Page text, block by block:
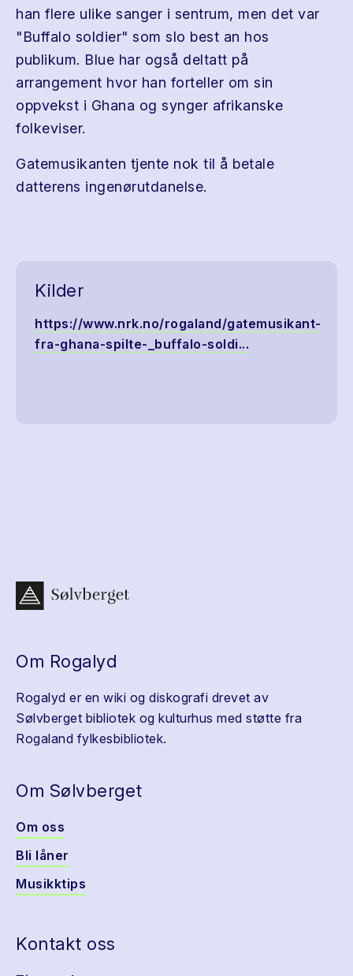
han flere ulike sanger i sentrum, men det var
"Buffalo soldier" som slo best an hos
publikum. Blue har også deltatt på
arrangement hvor han forteller om sin
oppvekst i Ghana og synger afrikanske
folkeviser.
Gatemusikanten tjente nok til å betale
datterens ingenørutdanelse.
Kilder
https://www.nrk.no/rogaland/gatemusikant-
fra-ghana-spilte-_buffalo-soldi...
Om Rogalyd
Rogalyd er en wiki og diskografi drevet av
Sølvberget bibliotek og kulturhus med støtte fra
Rogaland fylkesbibliotek.
Om Sølvberget
Om oss
Bli låner
Musikktips
Kontakt oss